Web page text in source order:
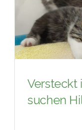
Versteckt
suchen